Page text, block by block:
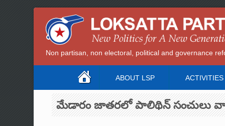
Non partisan, non electoral, political and governance
ABOUT LSP ACTIVITIES
మేడారం జాతరలో పాలిథిన్ సంచులు